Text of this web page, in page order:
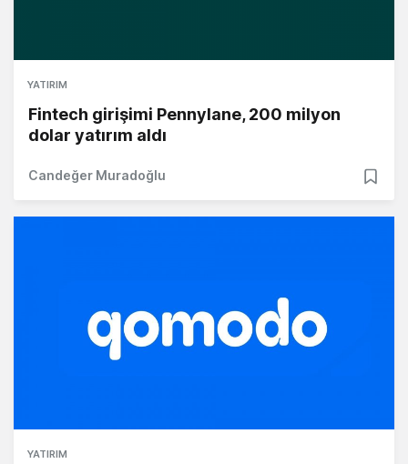
YATIRIM
Fintech girişimi Pennylane, 200 milyon
dolar yatırım aldı
Candeğer Muradoğlu
YATIRIM